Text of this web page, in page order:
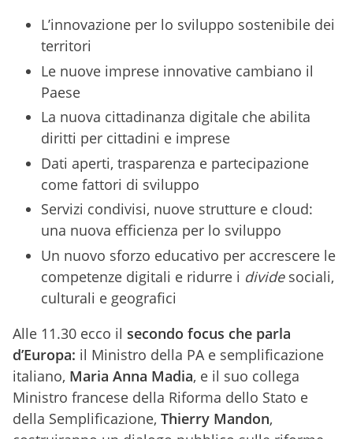
L’innovazione per lo sviluppo sostenibile dei
territori
Le nuove imprese innovative cambiano il
Paese
La nuova cittadinanza digitale che abilita
diritti per cittadini e imprese
Dati aperti, trasparenza e partecipazione
come fattori di sviluppo
Servizi condivisi, nuove strutture e cloud:
una nuova efficienza per lo sviluppo
Un nuovo sforzo educativo per accrescere le
competenze digitali e ridurre i dividesociali,
culturali e geografici
Alle 11.30 ecco il secondo focus che parla
d’Europa: il Ministro della PA e semplificazione
italiano, Maria Anna Madia, e il suo collega
Ministro francese della Riforma dello Stato e
della Semplificazione, Thierry Mandon,